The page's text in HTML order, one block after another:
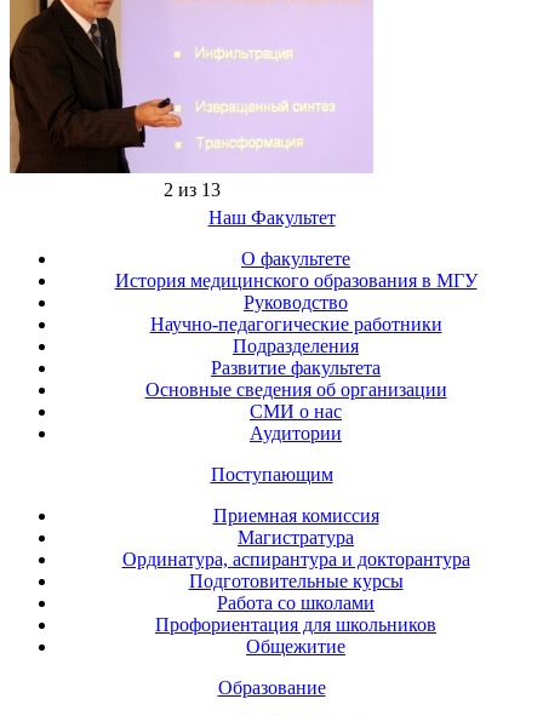
2 из 13
Наш Факультет
О факультете
История медицинского образования в МГУ
Руководство
Научно-педагогические работники
Подразделения
Развитие факультета
Основные сведения об организации
СМИ о нас
Аудитории
Поступающим
Приемная комиссия
Магистратура
Ординатура, аспирантура и докторантура
Подготовительные курсы
Работа со школами
Профориентация для школьников
Общежитие
Образование